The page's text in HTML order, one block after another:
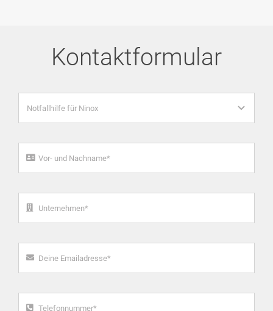
Kontaktformular